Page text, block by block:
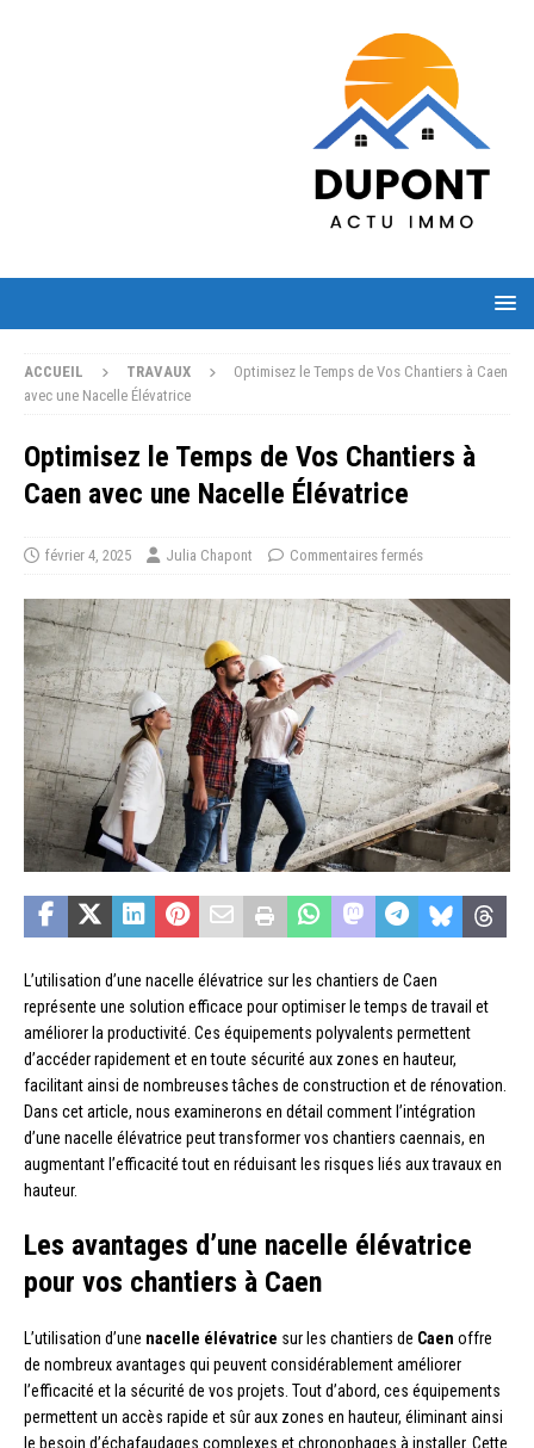
ACCUEIL TRAVAUX
Optimisez le Temps de Vos Chantiers à Caen
avec une Nacelle Élévatrice
Optimisez le Temps de Vos Chantiers à
Caen avec une Nacelle Élévatrice
février 4, 2025 Julia Chapont Commentaires fermés
L’utilisation d’une nacelle élévatrice sur les chantiers de Caen
représente une solution efficace pour optimiser le temps de travail et
améliorer la productivité. Ces équipements polyvalents permettent
d’accéder rapidement et en toute sécurité aux zones en hauteur,
facilitant ainsi de nombreuses tâches de construction et de rénovation.
Dans cet article, nous examinerons en détail comment l’intégration
d’une nacelle élévatrice peut transformer vos chantiers caennais, en
augmentant l’efficacité tout en réduisant les risques liés aux travaux en
hauteur.
Les avantages d’une nacelle élévatrice
pour vos chantiers à Caen
L’utilisation d’une nacelle élévatrice sur les chantiers de Caen offre
de nombreux avantages qui peuvent considérablement améliorer
l’efficacité et la sécurité de vos projets. Tout d’abord, ces équipements
permettent un accès rapide et sûr aux zones en hauteur, éliminant ainsi
le besoin d’échafaudages complexes et chronophages à installer. Cette